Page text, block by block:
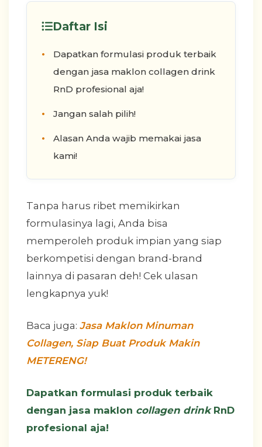
Daftar Isi
Dapatkan formulasi produk terbaik
dengan jasa maklon collagen drink
RnD profesional aja!
Jangan salah pilih!
Alasan Anda wajib memakai jasa
kami!
Tanpa harus ribet memikirkan
formulasinya lagi, Anda bisa
memperoleh produk impian yang siap
berkompetisi dengan brand-brand
lainnya di pasaran deh! Cek ulasan
lengkapnya yuk!
Baca juga: Jasa Maklon Minuman
Collagen, Siap Buat Produk Makin
METERENG!
Dapatkan formulasi produk terbaik
dengan jasa maklon collagen drinkRnD
profesional aja!